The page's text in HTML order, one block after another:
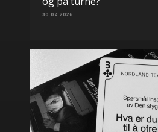
30.04.2026